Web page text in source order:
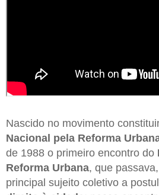
Nascido no movimento
Nacional pela Reforma
de 1988 o primeiro encontro do
Reforma Urbana, que
principal sujeito coletivo a